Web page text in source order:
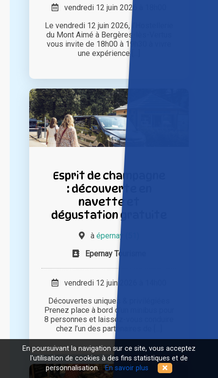
vendredi 12 juin 2026 à 18h00
Le vendredi 12 juin 2026, l’Hostellerie
du Mont Aimé à Bergères-lès-Vertus
vous invite de 18h00 à 19h30 à vivre
une expérience [...]
Esprit de champagne
: découverte en
navette et
dégustation gratuite
à épernay (51)
Epernay Tourisme
vendredi 12 juin 2026 à 14h00
Découvertes uniques & privilégiées
Prenez place à bord d’un minibus pour
8 personnes et laissez-vous conduire
chez l’un des partenaires de [...]
En poursuivant la navigation sur ce site, vous acceptez
l'utilisation de cookies à des fins statistiques et de
personnalisation.En savoir plus